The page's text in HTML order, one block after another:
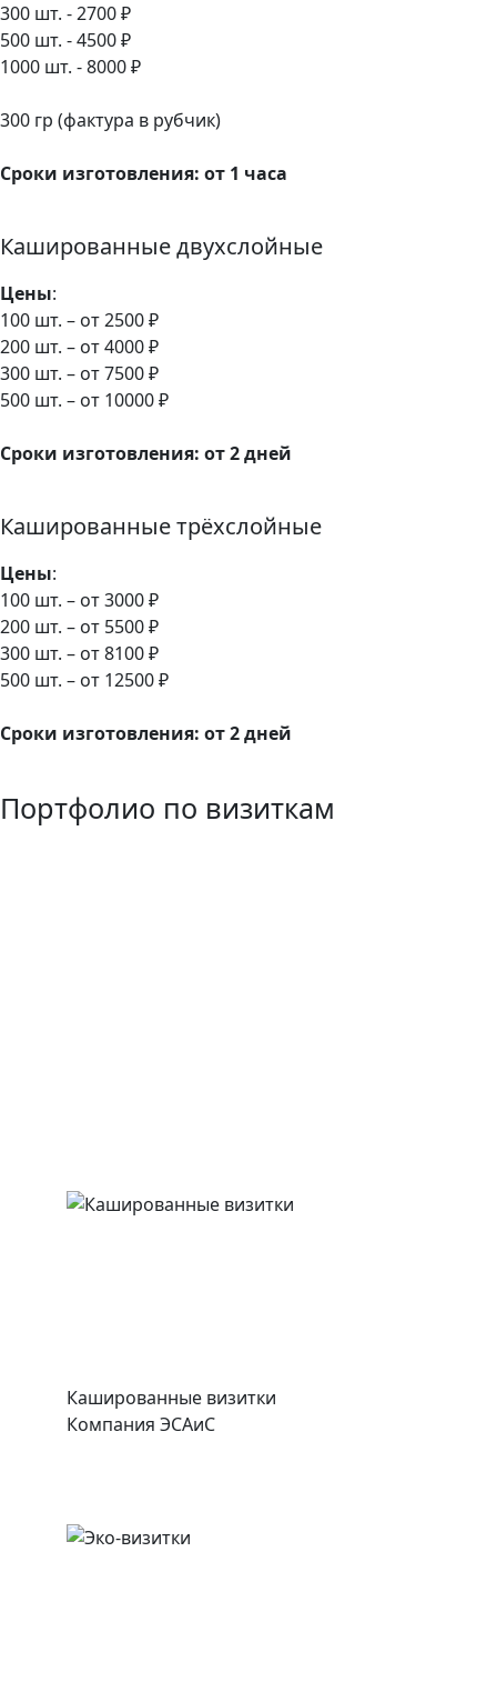
300 шт. - 2700 ₽
500 шт. - 4500 ₽
1000 шт. - 8000 ₽
300 гр (фактура в рубчик)
Сроки изготовления: от 1 часа
Кашированные двухслойные
Цены:
100 шт. – от 2500 ₽
200 шт. – от 4000 ₽
300 шт. – от 7500 ₽
500 шт. – от 10000 ₽
Сроки изготовления: от 2 дней
Кашированные трёхслойные
Цены:
100 шт. – от 3000 ₽
200 шт. – от 5500 ₽
300 шт. – от 8100 ₽
500 шт. – от 12500 ₽
Сроки изготовления: от 2 дней
Портфолио по визиткам
Кашированные визитки
Компания ЭСАиС